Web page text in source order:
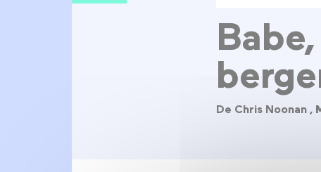
De Chris Noonan ,